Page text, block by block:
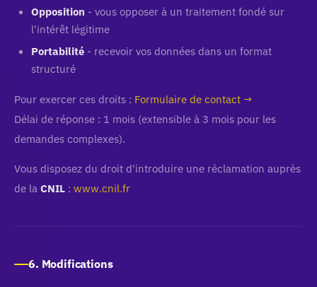
Opposition - vous opposer à un traitement fondé sur
l'intérêt légitime
Portabilité - recevoir vos données dans un format
structuré
Pour exercer ces droits : Formulaire de contact →
Délai de réponse : 1 mois (extensible à 3 mois pour les
demandes complexes).
Vous disposez du droit d'introduire une réclamation auprès
de la CNIL : www.cnil.fr
6. Modifications